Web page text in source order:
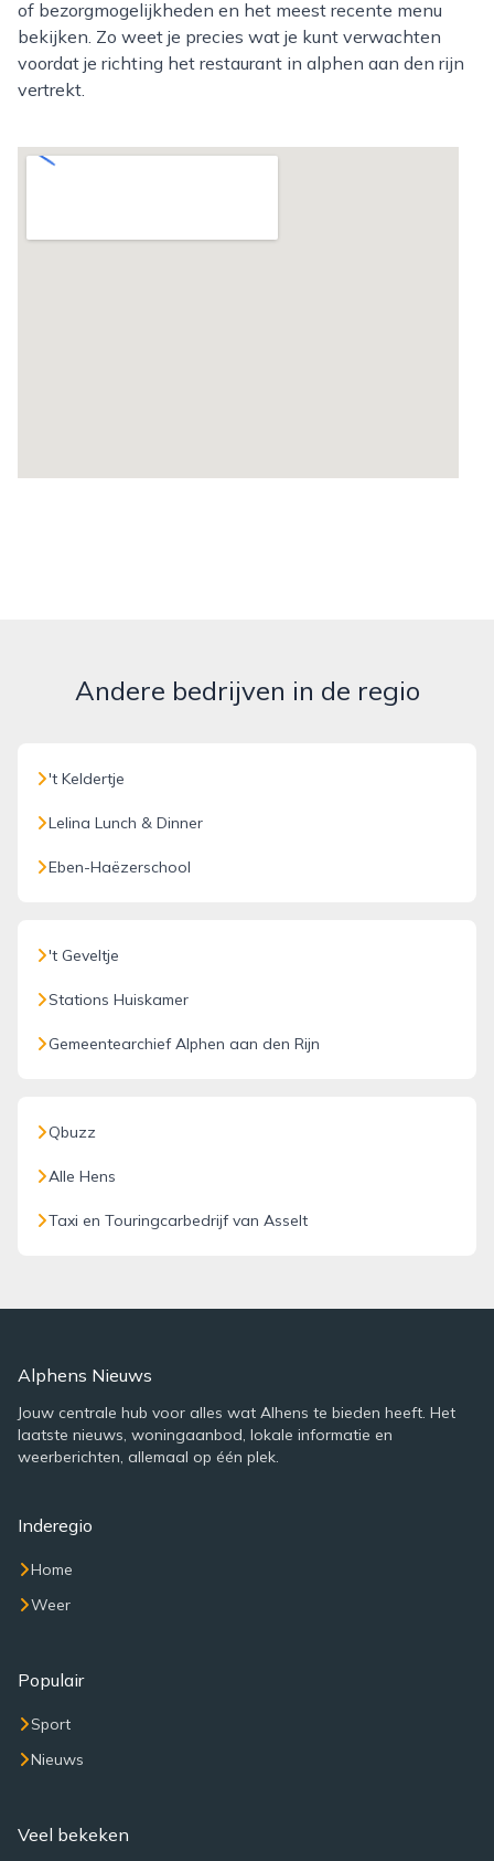
of bezorgmogelijkheden en het meest recente menu
bekijken. Zo weet je precies wat je kunt verwachten
voordat je richting het restaurant in alphen aan den rijn
vertrekt.
Andere bedrijven in de regio
't Keldertje
Lelina Lunch & Dinner
Eben-Haëzerschool
't Geveltje
Stations Huiskamer
Gemeentearchief Alphen aan den Rijn
Qbuzz
Alle Hens
Taxi en Touringcarbedrijf van Asselt
Alphens Nieuws
Jouw centrale hub voor alles wat Alhens te bieden heeft. Het
laatste nieuws, woningaanbod, lokale informatie en
weerberichten, allemaal op één plek.
Inderegio
Home
Weer
Populair
Sport
Nieuws
Veel bekeken